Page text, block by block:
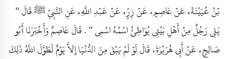
بْنُ عُيَيْنَةَ، عَنْ عَاصِمٍ، عَنْ زِرٍّ، عَنْ عَبْدِ اللَّهِ، عَنِ النَّبِيِّ ﷺ قَالَ "
يَلِي رَجُلٌ مِنْ أَهْلِ بَيْتِي يُوَاطِئُ اسْمُهُ اسْمِي " . قَالَ عَاصِمٌ وَأَخْبَرَنَا أَبُو
صَالِحٍ، عَنْ أَبِي هُرَيْرَةَ، قَالَ لَوْ لَمْ يَبْقَ مِنَ الدُّنْيَا إِلاَّ يَوْمٌ لَطَوَّلَ اللَّهُ ذَلِكَ